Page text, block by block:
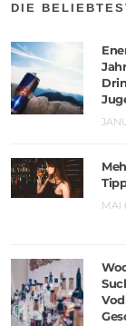
DIE
MAI